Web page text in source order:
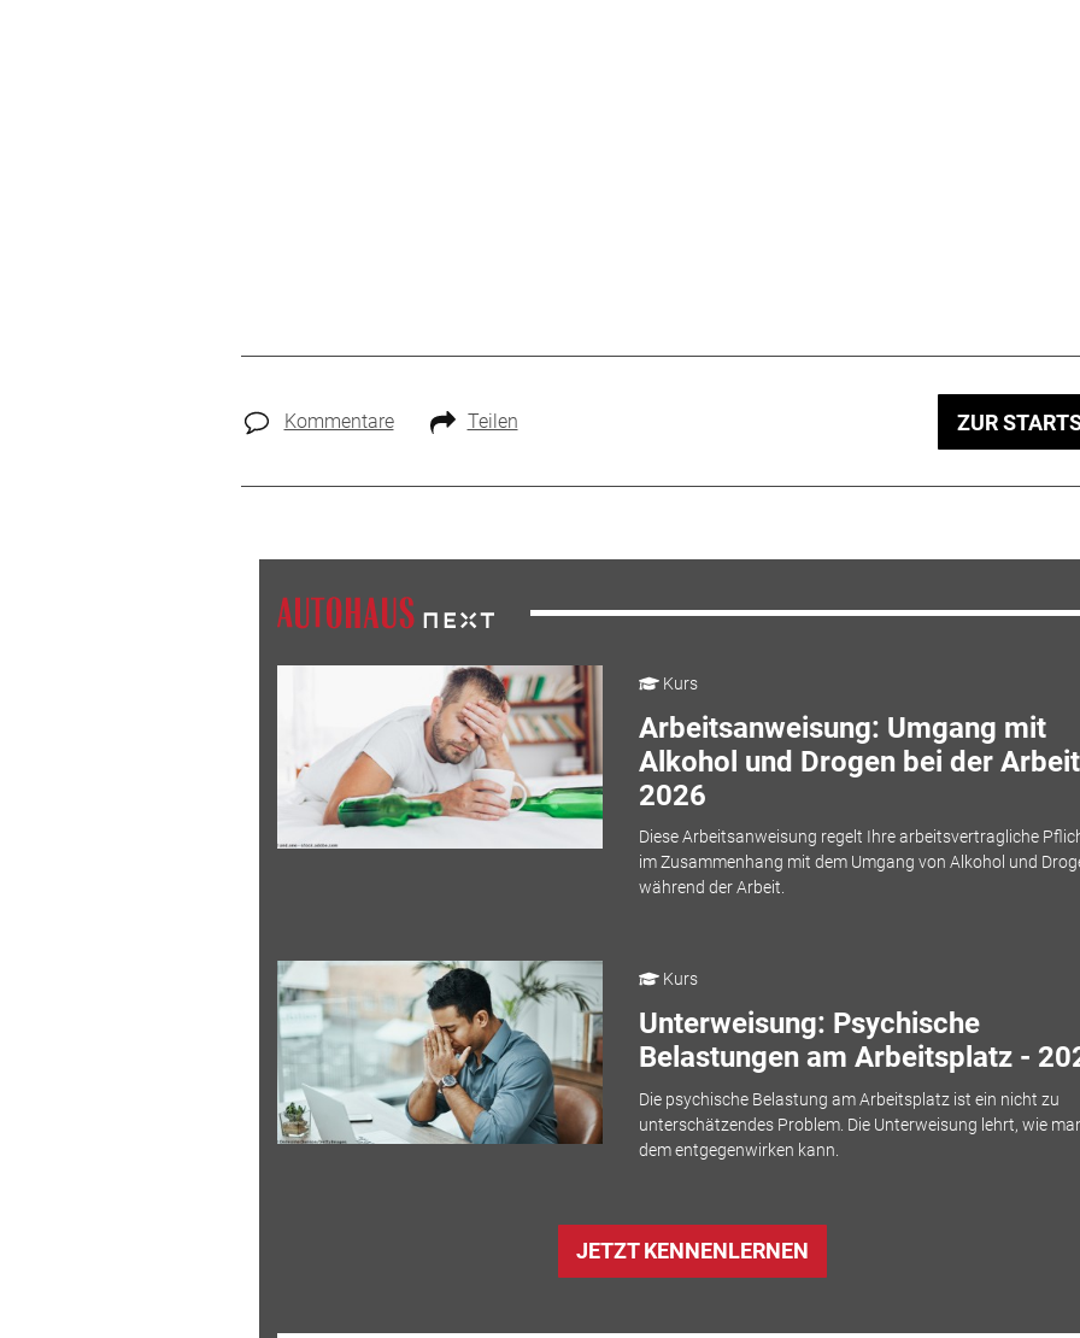
Kommentare Teilen ZUR
Kurs
Arbeitsanweisung: Umgang mit
Alkohol und Drogen bei der
2026
Diese Arbeitsanweisung regelt Ihre arbeitsvertragliche
im Zusammenhang mit dem Umgang von Alkohol und
während der Arbeit.
Kurs
Unterweisung: Psychische
Belastungen am Arbeitsplatz -
Die psychische Belastung am Arbeitsplatz ist ein nicht zu
unterschätzendes Problem. Die Unterweisung lehrt, wie
dem entgegenwirken kann.
JETZT KENNENLERNEN